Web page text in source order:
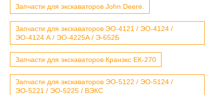
Запчасти для экскаваторов John Deere.
Запчасти для экскаваторов ЭО-4121 / ЭО-4124 /
ЭО-4124 А / ЭО-4225А / Э-652Б
Запчасти для экскаваторов Кранэкс ЕК-270
Запчасти для экскаваторов ЭО-5122 / ЭО-5124 /
ЭО-5221 / ЭО-5225 / ВЭКС